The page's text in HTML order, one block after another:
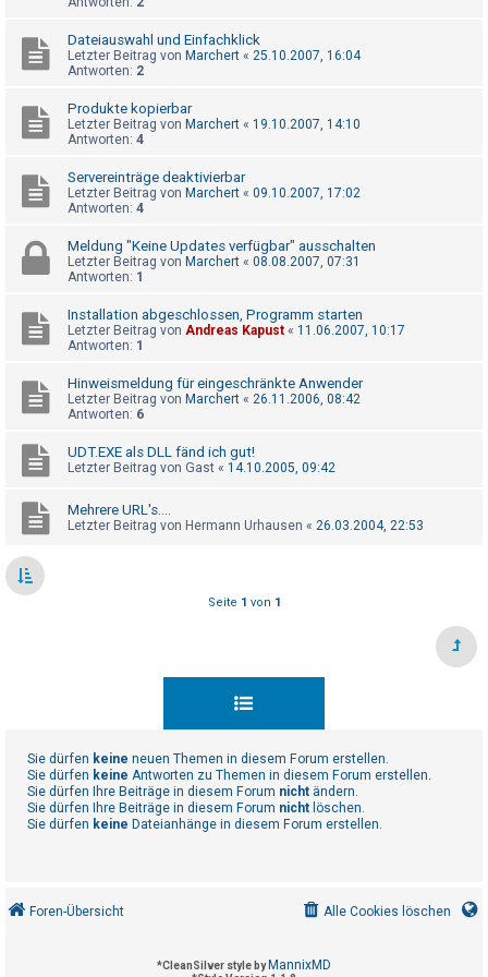
r
i
e
n
U
n
e
a
o
r
t
e
t
e
A
v
Dateiauswahl und Einfachklick
Letzter Beitrag von Marchert « 25.10.2007, 16:04
Antworten: 2
Produkte kopierbar
Letzter Beitrag von Marchert « 19.10.2007, 14:10
Antworten: 4
Servereinträge deaktivierbar
Letzter Beitrag von Marchert « 09.10.2007, 17:02
Antworten: 4
Meldung "Keine Updates verfügbar" ausschalten
Letzter Beitrag von Marchert « 08.08.2007, 07:31
Antworten: 1
Installation abgeschlossen, Programm starten
Letzter Beitrag von Andreas Kapust « 11.06.2007, 10:17
Antworten: 1
Hinweismeldung für eingeschränkte Anwender
Letzter Beitrag von Marchert « 26.11.2006, 08:42
Antworten: 6
UDT.EXE als DLL fänd ich gut!
Letzter Beitrag von Gast « 14.10.2005, 09:42
Mehrere URL's....
Letzter Beitrag von Hermann Urhausen « 26.03.2004, 22:53
Seite 1 von 1
Sie dürfen keine neuen Themen in diesem Forum erstellen.
Sie dürfen keine Antworten zu Themen in diesem Forum erstellen.
Sie dürfen Ihre Beiträge in diesem Forum nicht ändern.
Sie dürfen Ihre Beiträge in diesem Forum nicht löschen.
Sie dürfen keine Dateianhänge in diesem Forum erstellen.
Foren-Übersicht Alle Cookies löschen
*CleanSilver style by MannixMD